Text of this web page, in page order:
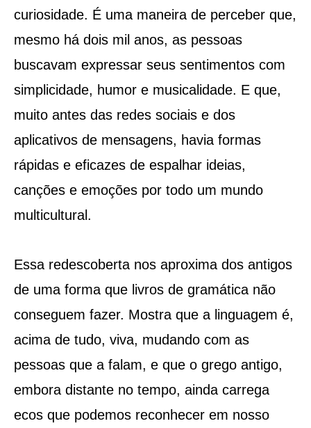
curiosidade. É uma maneira de perceber que,
mesmo há dois mil anos, as pessoas
buscavam expressar seus sentimentos com
simplicidade, humor e musicalidade. E que,
muito antes das redes sociais e dos
aplicativos de mensagens, havia formas
rápidas e eficazes de espalhar ideias,
canções e emoções por todo um mundo
multicultural.
Essa redescoberta nos aproxima dos antigos
de uma forma que livros de gramática não
conseguem fazer. Mostra que a linguagem é,
acima de tudo, viva, mudando com as
pessoas que a falam, e que o grego antigo,
embora distante no tempo, ainda carrega
ecos que podemos reconhecer em nosso